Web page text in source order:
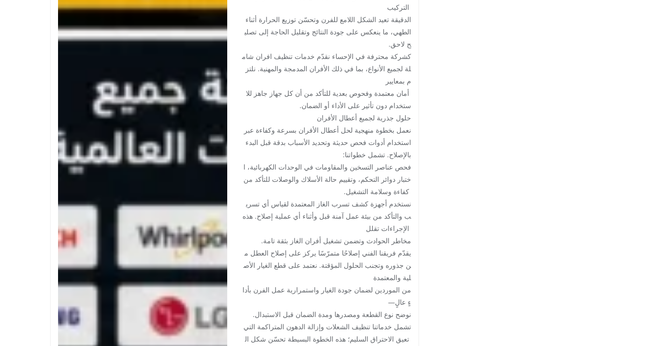
التركيب
الدقيقة تعيد الشكل اللامع للفرن وتحسّن توزيع الحرارة أثناء
الطهي، ما ينعكس على جودة النتائج وتقليل الحاجة إلى تصلي
ح لاحق.
كشركة محترفة في الإحساء نقدّم خدمات تنظيف افران شام
لة لجميع الأنواع، بما في ذلك الأفران المدمجة والمهنية. نلتز
م بمعايير
أمان معتمدة وفحوص بعدية للتأكد من أن كل جهاز جاهز للا
ستخدام دون تأثير على الأداء أو الضمان.
حلول جذرية لجميع أعطال الأفران
نعمل بخطوة منهجية لحل أعطال الأفران بسرعة وكفاءة عبر
استخدام أدوات فحص حديثة وتحديد الأسباب بدقة قبل البدء
بالإصلاح. تشمل خطواتنا:
فحص عناصر التسخين والمقاومات في الوحدات الكهربائية، ا
ختبار دوائر التحكم، وتقييم حالة الأسلاك والوصلات للتأكد من
كفاءة وسلامة التشغيل.
نستخدم أجهزة كشف تسرب الغاز المعتمدة لقياس أي تسري
ب والتأكد من بيئة عمل آمنة قبل وأثناء أي عملية إصلاح. هذه
الإجراءات تقلل
مخاطر الحوادث وتضمن تشغيل أفران الغاز بثقة تامة.
يقدّم فريقنا الفني إصلاحًا متمرّسًا يركز على إصلاح العطل م
ن جذوره وتجنب الحلول المؤقتة. نعتمد على قطع الغيار الأص
لية والمعتمدة
من الموردين لضمان جودة الغيار واستمرارية عمل الفرن بأدا
ءٍ عالٍ—
نوضح نوع القطعة ومصدرها ومدة الضمان قبل الاستبدال.
تشمل خدماتنا تنظيف الشعلات وإزالة الدهون المتراكمة التي
تعيق الاحتراق السليم؛ هذه الخطوة البسيطة تحسّن شكل ال